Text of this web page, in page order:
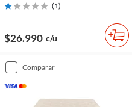
(1)
$26.990 c/u
comparar